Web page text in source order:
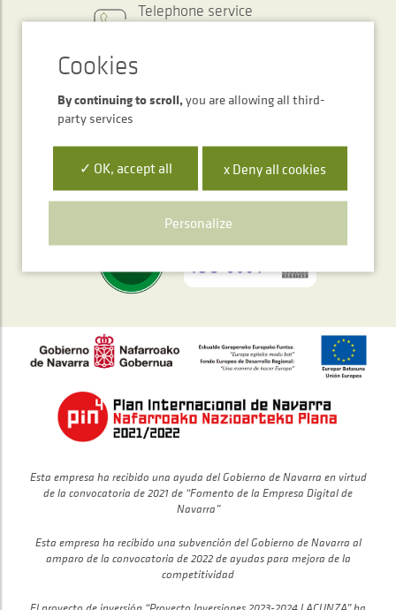
Telephone service
Polígono Ibarrea, s/n 31800 Alsasua, Navarra, Spain
Esta empresa ha recibido una ayuda del Gobierno de Navarra en virtud
de la convocatoria de 2021 de “Fomento de la Empresa Digital de
Navarra”
Esta empresa ha recibido una subvención del Gobierno de Navarra al
amparo de la convocatoria de 2022 de ayudas para mejora de la
competitividad
By continuing to scroll,you are allowing all third-
party services
✓ OK, accept all x Deny all cookies
Personalize